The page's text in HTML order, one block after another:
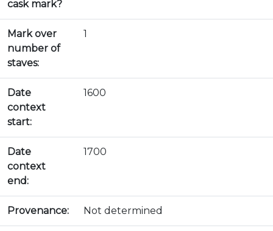
cask mark?
Mark over
number of
staves:
1
Date
context
start:
1600
Date
context
end:
1700
Provenance: Not determined